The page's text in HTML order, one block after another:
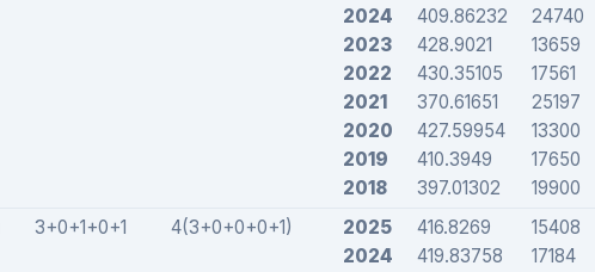
2024
2023
2022
2021
2020
2019
2018
409.86232
428.9021
430.35105
370.61651
427.59954
410.3949
397.01302
24740
13659
17561
25197
13300
17650
19900
3+0+1+0+1 4(3+0+0+0+1)
2025
2024
416.8269
419.83758
15408
17184